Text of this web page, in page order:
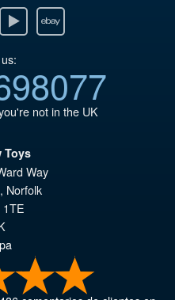
Ebay
not in the UK
Toys
Way
, Norfolk
1TE